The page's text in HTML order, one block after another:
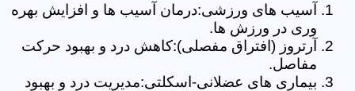
آسیب های ورزشی:درمان آسیب ها و افزایش بهره
وری در ورزش ها.
آرتروز (افتراق مفصلی):کاهش درد و بهبود حرکت
مفاصل.
بیماری های عضلانی-اسکلتی:مدیریت درد و بهبود